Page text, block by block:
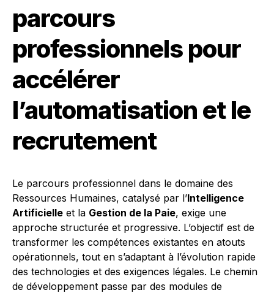
parcours
professionnels pour
accélérer
l’automatisation et le
recrutement
Le parcours professionnel dans le domaine des
Ressources Humaines, catalysé par l’Intelligence
Artificielle et la Gestion de la Paie, exige une
approche structurée et progressive. L’objectif est de
transformer les compétences existantes en atouts
opérationnels, tout en s’adaptant à l’évolution rapide
des technologies et des exigences légales. Le chemin
de développement passe par des modules de